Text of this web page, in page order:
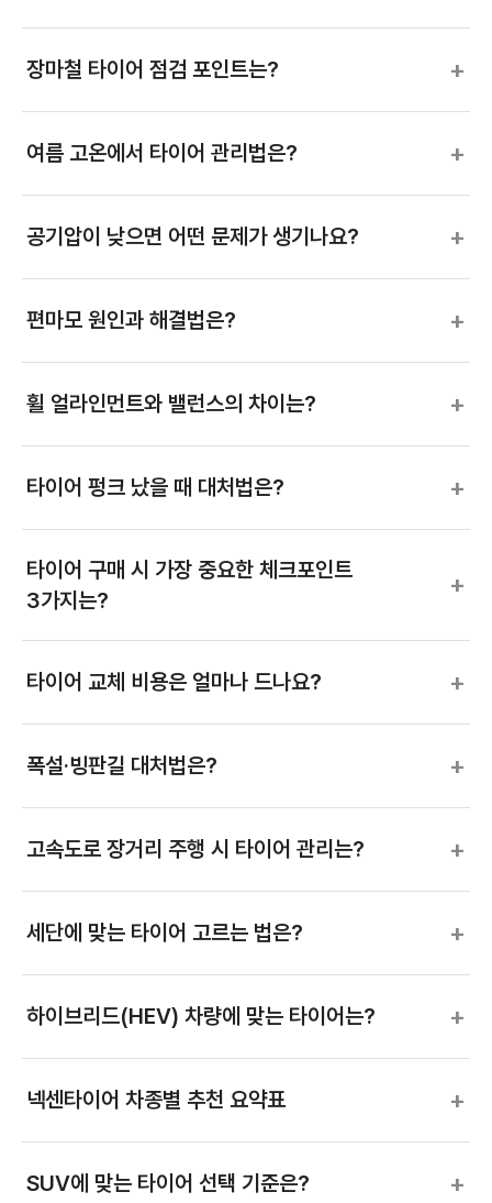
장마철 타이어 점검 포인트는? +
여름 고온에서 타이어 관리법은? +
공기압이 낮으면 어떤 문제가 생기나요? +
편마모 원인과 해결법은? +
휠 얼라인먼트와 밸런스의 차이는? +
타이어 펑크 났을 때 대처법은? +
타이어 구매 시 가장 중요한 체크포인트
3가지는?
+
타이어 교체 비용은 얼마나 드나요? +
폭설·빙판길 대처법은? +
고속도로 장거리 주행 시 타이어 관리는? +
세단에 맞는 타이어 고르는 법은? +
하이브리드(HEV) 차량에 맞는 타이어는? +
넥센타이어 차종별 추천 요약표 +
SUV에 맞는 타이어 선택 기준은? +